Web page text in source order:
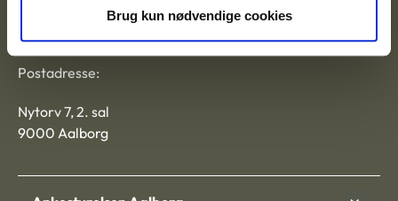
Brug kun nødvendige cookies
Ankestyrelsen
Postadresse:
Nytorv 7, 2. sal
9000 Aalborg